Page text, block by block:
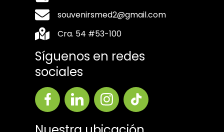
souvenirsmed2@gmail.com
Cra. 54 #53-100
Síguenos en redes
sociales